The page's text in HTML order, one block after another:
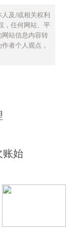
及/或相关权利
，任何网站、平
站信息内容转
者个人观点，
账始